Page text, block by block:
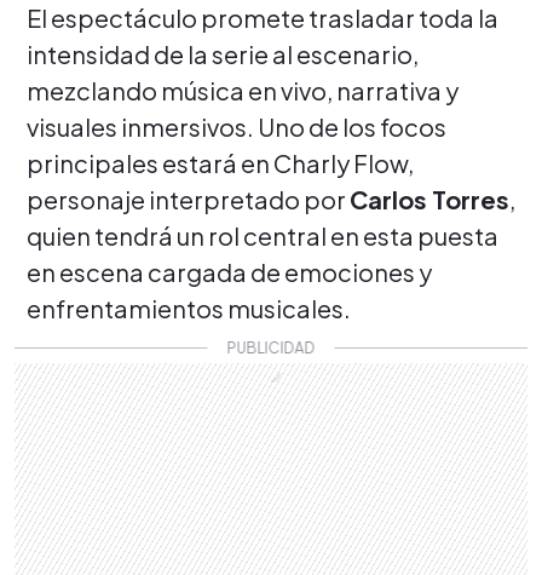
El espectáculo promete trasladar toda la
intensidad de la serie al escenario,
mezclando música en vivo, narrativa y
visuales inmersivos. Uno de los focos
principales estará en Charly Flow,
personaje interpretado por Carlos Torres,
quien tendrá un rol central en esta puesta
en escena cargada de emociones y
enfrentamientos musicales.